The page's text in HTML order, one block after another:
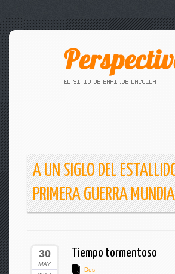
A UN SIGLO DEL
PRIMERA GUERRA
30
MAY
Tiempo tormentoso
Dos